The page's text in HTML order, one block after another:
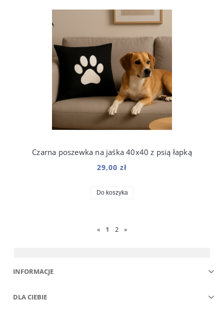
Czarna poszewka na jaśka 40x40 z psią łapką
29,00 zł
Do koszyka
« 1 2 »
INFORMACJE
DLA CIEBIE